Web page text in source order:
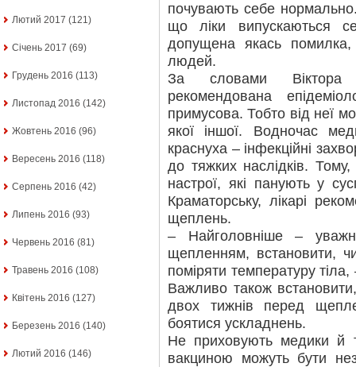
Лютий 2017 (121)
Січень 2017 (69)
Грудень 2016 (113)
Листопад 2016 (142)
Жовтень 2016 (96)
Вересень 2016 (118)
Серпень 2016 (42)
Липень 2016 (93)
Червень 2016 (81)
Травень 2016 (108)
Квітень 2016 (127)
Березень 2016 (140)
Лютий 2016 (146)
почувають себе
що ліки випускаються
допущена якась
людей.
За словами Віктора
рекомендована
примусова. Тобто від неї
якої іншої. Водночас
краснуха – інфекційні
до тяжких наслідків.
настрої, які панують у
Краматорську, лікарі
щеплень.
– Найголовніше –
щепленням, встановити,
поміряти температуру
Важливо також
двох тижнів перед
боятися ускладнень.
Не приховують медики й
вакциною можуть бути